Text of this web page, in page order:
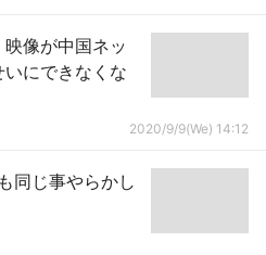
像が中国ネッ
いにできなくな
2020/9/9(We) 14:12
同じ事やらかし